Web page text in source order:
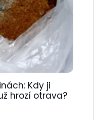
Kdy ji
hrozí otrava?